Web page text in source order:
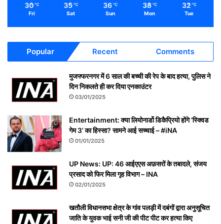
30 ℃
Fri
35 ℃
Sat
36 ℃
Sun
38 ℃
Mon
32 ℃
Tue
Popular Recent Comments
मुजफ्फरनगर में 6 साल की बच्ची की रेप के बाद हत्या, पुलिस ने
दिन निकलते ही कर दिया एनकाउंटर
03/01/2025
Entertainment: क्या लियोनार्डो डिकैप्रियो होंगे ‘स्क्विड
गेम 3’ का हिस्सा? सामने आई सच्चाई – #iNA
01/01/2025
UP News: UP: 46 आईएएस अफ़सरों के तबादले, संजय
प्रसाद को फिर मिला गृह विभाग – INA
02/01/2025
खतौली विधानसभा क्षेत्र के गांव पलड़ी में दबंगों द्वारा अनुसूचित
जाति के युवक भाई सनी जी की पीट पीट कर हत्या किए